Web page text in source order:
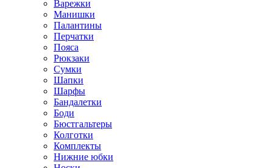
Варежки
Манишки
Палантины
Перчатки
Пояса
Рюкзаки
Сумки
Шапки
Шарфы
Бандалетки
Боди
Бюстгальтеры
Колготки
Комплекты
Нижние юбки